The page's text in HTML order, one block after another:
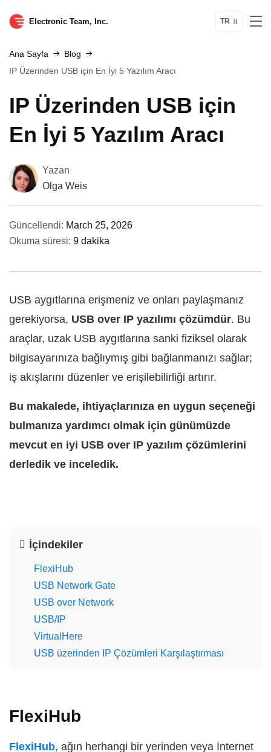
Electronic Team, Inc. TR
Ana Sayfa
Blog
IP Üzerinden USB için En İyi 5 Yazılım Aracı
IP Üzerinden USB için
En İyi 5 Yazılım Aracı
Yazan
Olga Weis
Güncellendi: March 25, 2026
Okuma süresi: 9 dakika
USB aygıtlarına erişmeniz ve onları paylaşmanız
gerekiyorsa, USB over IP yazılımı çözümdür. Bu
araçlar, uzak USB aygıtlarına sanki fiziksel olarak
bilgisayarınıza bağlıymış gibi bağlanmanızı sağlar;
iş akışlarını düzenler ve erişilebilirliği artırır.
Bu makalede, ihtiyaçlarınıza en uygun seçeneği
bulmanıza yardımcı olmak için günümüzde
mevcut en iyi USB over IP yazılım çözümlerini
derledik ve inceledik.
İçindekiler
FlexiHub
USB Network Gate
USB over Network
USB/IP
VirtualHere
USB üzerinden IP Çözümleri Karşılaştırması
FlexiHub
FlexiHub, ağın herhangi bir yerinden veya İnternet